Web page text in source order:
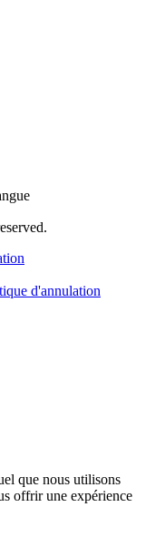
d'annulation
que nous utilisons
offrir une expérience